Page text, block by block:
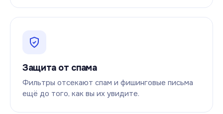
Защита от спама
Фильтры отсекают спам и фишинговые письма
ещё до того, как вы их увидите.